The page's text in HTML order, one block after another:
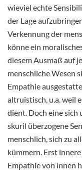
wieviel echte
der Lage
Verkennung der
könne ein
diesem Ausmaß auf
menschliche Wesen
Empathie
altruistisch, u.a. weil
dient. Doch eine
skuril überzogene
menschlich, sich zu
kümmern. Erst
Empathie von innen